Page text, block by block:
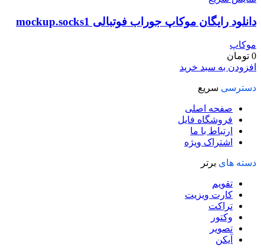
دانلود رایگان موکاپ جوراب فوتبالی mockup.socks1
موکاپ
0 تومان
افزودن به سبد خرید
دسترسی سریع
صفحه اصلی
فروشگاه فایل
ارتباط با ما
اشتراک ویژه
دسته های برتر
تقویم
کارت ویزیت
تراکت
وکتور
تصویر
آیکن